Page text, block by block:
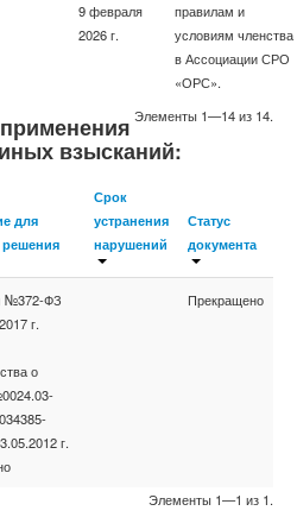
9 февраля
2026 г.
правилам и
условиям членства
в Ассоциации СРО
«ОРС».
Элементы 1—14 из 14.
взысканий:
для
решения
Срок
устранения
нарушений
Статус
документа
№372-ФЗ
г.
о
г.
Прекращено
Элементы 1—1 из 1.